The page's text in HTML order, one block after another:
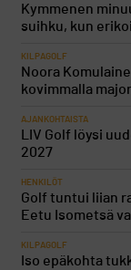
Kymmenen
suihku, kun
KILPAGOLF
Noora
kovimmalla
AJANKOHTAISTA
LIV Golf löysi
2027
HENKILÖT
Golf tuntui liian
Eetu Isometsä
KILPAGOLF
Iso epäkohta